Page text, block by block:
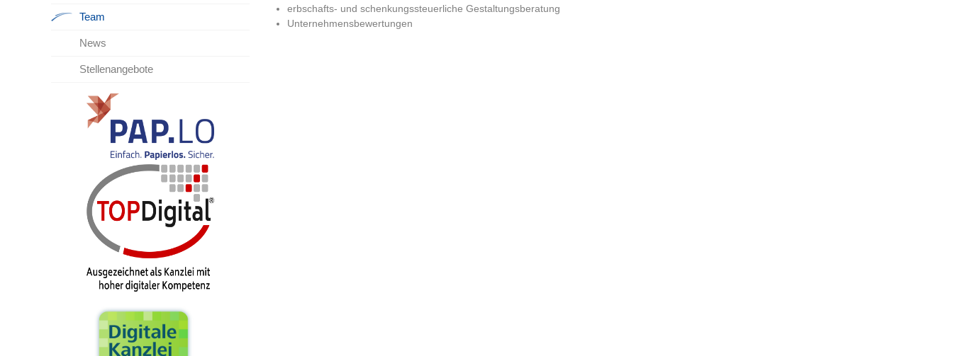
Team
News
Stellenangebote
erbschafts- und schenkungssteuerliche Gestaltungsberatung
Unternehmensbewertungen